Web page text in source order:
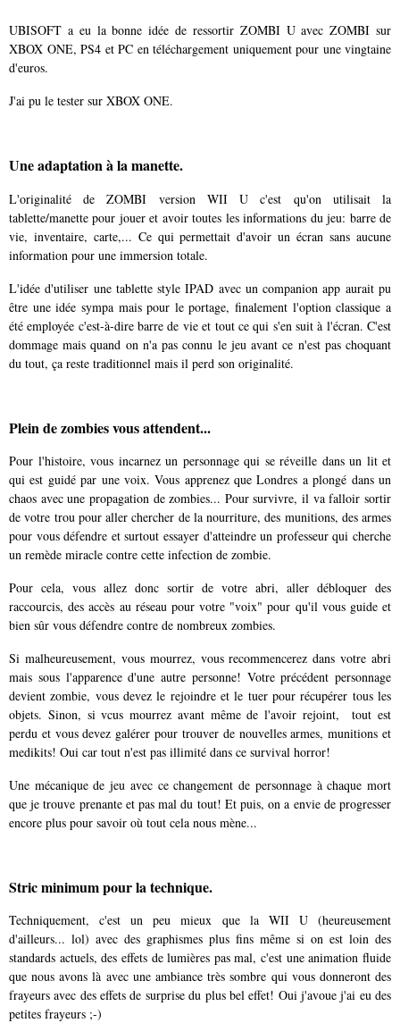
UBISOFT a eu la bonne idée de ressortir ZOMBI U avec ZOMBI sur
XBOX ONE, PS4 et PC en téléchargement uniquement pour une vingtaine
d'euros.
J'ai pu le tester sur XBOX ONE.
Une adaptation à la manette.
L'originalité de ZOMBI version WII U c'est qu'on utilisait la
tablette/manette pour jouer et avoir toutes les informations du jeu: barre de
vie, inventaire, carte,... Ce qui permettait d'avoir un écran sans aucune
information pour une immersion totale.
L'idée d'utiliser une tablette style IPAD avec un companion app aurait pu
être une idée sympa mais pour le portage, finalement l'option classique a
été employée c'est-à-dire barre de vie et tout ce qui s'en suit à l'écran. C'est
dommage mais quand on n'a pas connu le jeu avant ce n'est pas choquant
du tout, ça reste traditionnel mais il perd son originalité.
Plein de zombies vous attendent...
Pour l'histoire, vous incarnez un personnage qui se réveille dans un lit et
qui est guidé par une voix. Vous apprenez que Londres a plongé dans un
chaos avec une propagation de zombies... Pour survivre, il va falloir sortir
de votre trou pour aller chercher de la nourriture, des munitions, des armes
pour vous défendre et surtout essayer d'atteindre un professeur qui cherche
un remède miracle contre cette infection de zombie.
Pour cela, vous allez donc sortir de votre abri, aller débloquer des
raccourcis, des accès au réseau pour votre "voix" pour qu'il vous guide et
bien sûr vous défendre contre de nombreux zombies.
Si malheureusement, vous mourrez, vous recommencerez dans votre abri
mais sous l'apparence d'une autre personne! Votre précédent personnage
devient zombie, vous devez le rejoindre et le tuer pour récupérer tous les
objets. Sinon, si vcus mourrez avant même de l'avoir rejoint, tout est
perdu et vous devez galérer pour trouver de nouvelles armes, munitions et
medikits! Oui car tout n'est pas illimité dans ce survival horror!
Une mécanique de jeu avec ce changement de personnage à chaque mort
que je trouve prenante et pas mal du tout! Et puis, on a envie de progresser
encore plus pour savoir où tout cela nous mène...
Stric minimum pour la technique.
Techniquement, c'est un peu mieux que la WII U (heureusement
d'ailleurs... lol) avec des graphismes plus fins même si on est loin des
standards actuels, des effets de lumières pas mal, c'est une animation fluide
que nous avons là avec une ambiance très sombre qui vous donneront des
frayeurs avec des effets de surprise du plus bel effet! Oui j'avoue j'ai eu des
petites frayeurs ;-)